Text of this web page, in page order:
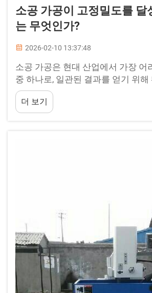
소공 가공이 고정밀도를 달
는 무엇인가?
2026-02-10 13:37:48
소공 가공은 현대 산업에서 가장 어
중 하나로, 일관된 결과를 얻기 위
특수화된 기술을 요구한다. 이 제조
매우 작은 구멍(일반적으로
하는 것을 포함하며, 일반적인 드릴
더 보기